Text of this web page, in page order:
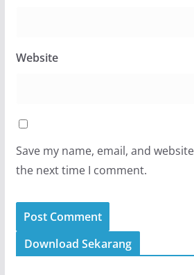
Website
Save my name, email, and
the next time I comment.
Download Sekarang